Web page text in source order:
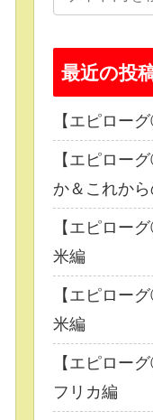
最近の投
【エピロー
【エピロー
か＆これから
【エピロ
米編
【エピロ
米編
【エピロ
フリカ編